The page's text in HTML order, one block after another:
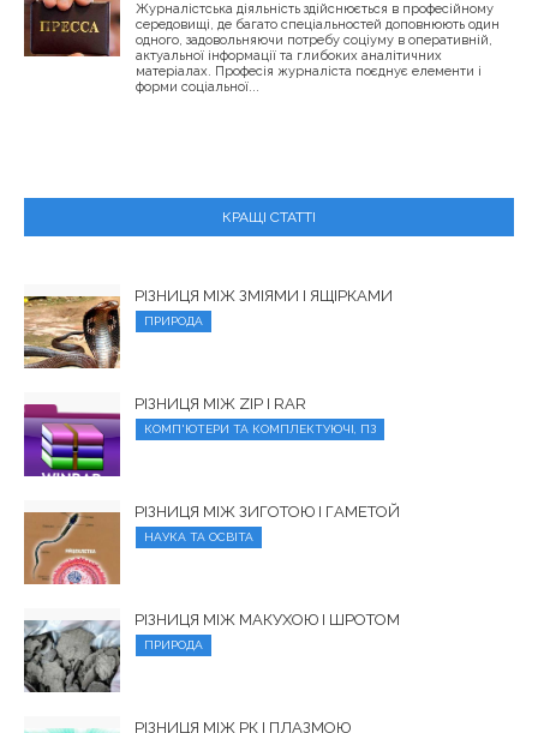
Журналістська діяльність здійснюється в професійному
середовищі, де багато спеціальностей доповнюють один
одного, задовольняючи потребу соціуму в оперативній,
актуальної інформації та глибоких аналітичних
матеріалах. Професія журналіста поєднує елементи і
форми соціальної...
КРАЩІ СТАТТІ
РІЗНИЦЯ МІЖ ЗМІЯМИ І ЯЩІРКАМИ
ПРИРОДА
РІЗНИЦЯ МІЖ ZIP І RAR
КОМП'ЮТЕРИ ТА КОМПЛЕКТУЮЧІ, ПЗ
РІЗНИЦЯ МІЖ ЗИГОТОЮ І ГАМЕТОЙ
НАУКА ТА ОСВІТА
РІЗНИЦЯ МІЖ МАКУХОЮ І ШРОТОМ
ПРИРОДА
РІЗНИЦЯ МІЖ РК І ПЛАЗМОЮ